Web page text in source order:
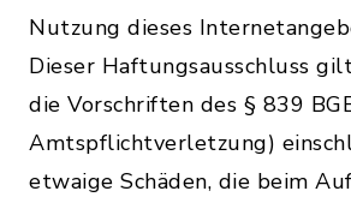
Nutzung dieses
Dieser Haftungsausschluss
die Vorschriften des § 839
Amtspflichtverletzung)
etwaige Schäden, die beim